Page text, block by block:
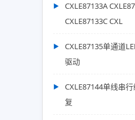
CXLE87133A
CXLE87133C CXL
CXLE87135单通道
驱动
CXLE87144单线串
复